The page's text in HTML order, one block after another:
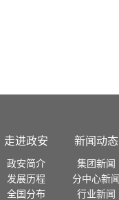
走进政安
政安简介
发展历程
全国分布
新闻动态
集团新闻
分中心新闻
行业新闻